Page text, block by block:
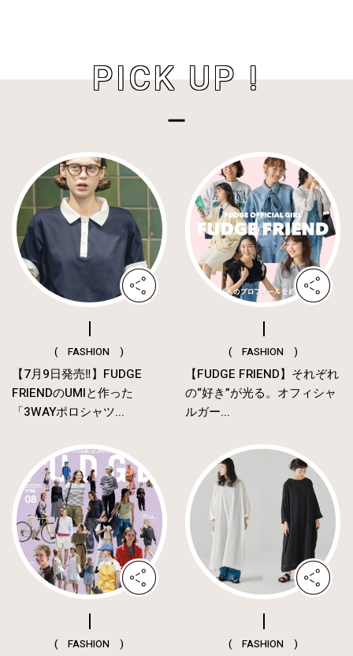
PICK UP !
( FASHION )
【7月9日発売‼︎】FUDGE
FRIENDのUMIと作った
「3WAYポロシャツ...
( FASHION )
【FUDGE FRIEND】それぞれ
の“好き”が光る。オフィシャ
ルガー...
( FASHION ) ( FASHION )